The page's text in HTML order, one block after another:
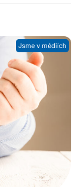
Jsme v médiích